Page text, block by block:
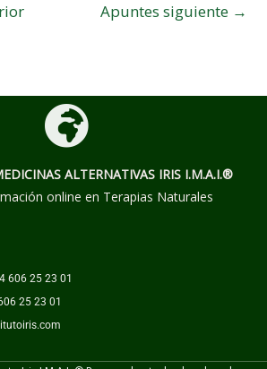
Apuntes siguiente →
ALTERNATIVAS IRIS I.M.A.I.®
online en Terapias Naturales
606 25 23 01
25 23 01